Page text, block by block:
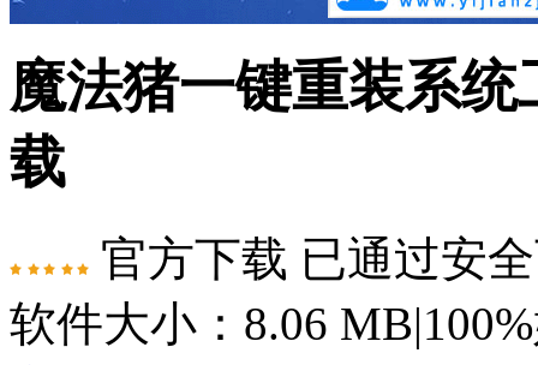
魔法猪一键重装系
载
官方下载 已通过安
软件大小：8.06 MB|